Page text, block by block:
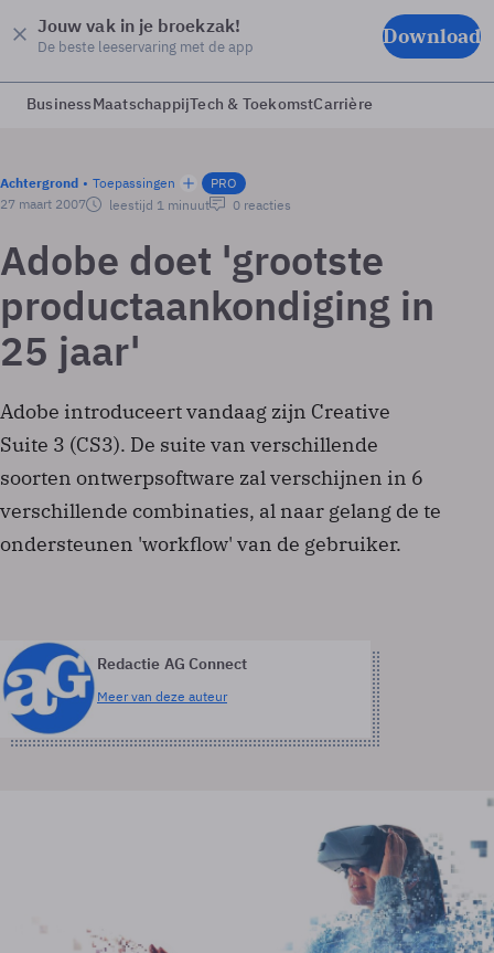
Jouw vak in je broekzak!
De beste leeservaring met de app Download
BusinessMaatschappijTech & ToekomstCarrière
Achtergrond Toepassingen
PRO
27 maart 2007
leestijd 1 minuut 0 reacties
Adobe doet 'grootste
productaankondiging in
25 jaar'
Adobe introduceert vandaag zijn Creative
Suite 3 (CS3). De suite van verschillende
soorten ontwerpsoftware zal verschijnen in 6
verschillende combinaties, al naar gelang de te
ondersteunen 'workflow' van de gebruiker.
Redactie AG Connect
Meer van deze auteur